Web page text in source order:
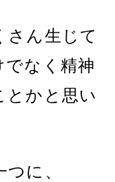
さん生じて
でなく精神
とかと思い
に、